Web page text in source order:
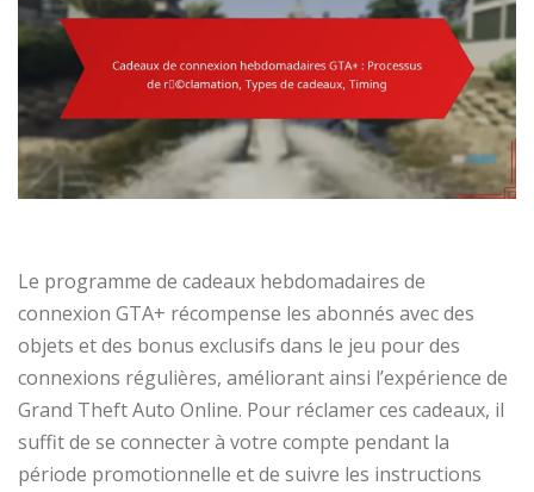
Le programme de cadeaux hebdomadaires de
connexion GTA+ récompense les abonnés avec des
objets et des bonus exclusifs dans le jeu pour des
connexions régulières, améliorant ainsi l’expérience de
Grand Theft Auto Online. Pour réclamer ces cadeaux, il
suffit de se connecter à votre compte pendant la
période promotionnelle et de suivre les instructions